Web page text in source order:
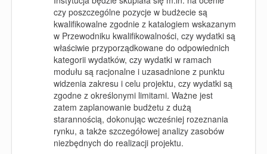
czy poszczególne pozycje w budżecie są
kwalifikowalne zgodnie z katalogiem wskazanym
w Przewodniku kwalifikowalności, czy wydatki są
właściwie przyporządkowane do odpowiednich
kategorii wydatków, czy wydatki w ramach
modułu są racjonalne i uzasadnione z punktu
widzenia zakresu i celu projektu, czy wydatki są
zgodne z określonymi limitami. Ważne jest
zatem zaplanowanie budżetu z dużą
starannością, dokonując wcześniej rozeznania
rynku, a także szczegółowej analizy zasobów
niezbędnych do realizacji projektu.